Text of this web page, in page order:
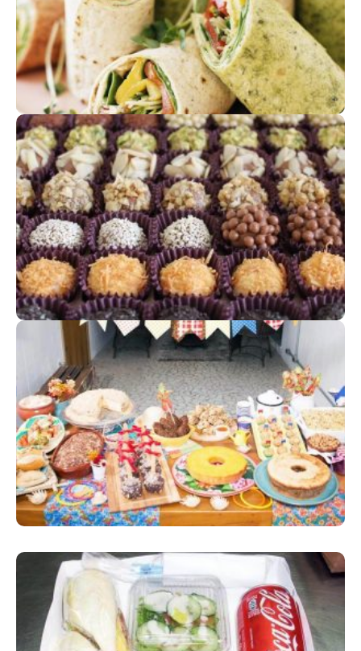
FESTAS E ANIVESÁRIOS
Celebre este momento
EVENTOS TEMÁTICOS
Caracterize aquele momento especial
KITS (LUNCH BOX)
Feitos com Exclusividade